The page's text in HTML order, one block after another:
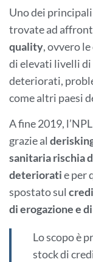
Uno dei
trovate ad
quality, ovvero
di elevati livelli di
deteriorati,
come altri paesi
A fine 2019,
grazie al
sanitaria rischia
deterioratie per
spostato sul
di erogazione e
Lo scopo è
stock di